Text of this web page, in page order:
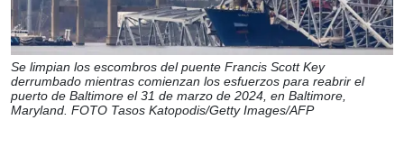
Se limpian los escombros del puente Francis Scott Key
derrumbado mientras comienzan los esfuerzos para reabrir el
puerto de Baltimore el 31 de marzo de 2024, en Baltimore,
Maryland. FOTO Tasos Katopodis/Getty Images/AFP